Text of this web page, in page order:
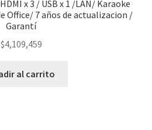
x 3 / USB x 1 /LAN/ Karaoke
Office/ 7 años de actualizacion /
Garantí
$4,109,459
al carrito